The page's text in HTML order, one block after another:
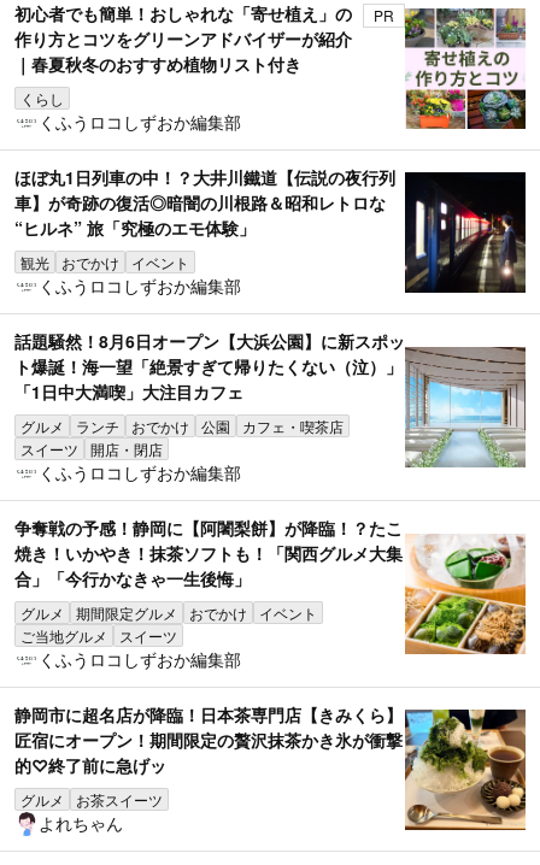
初心者でも簡単！おしゃれな「寄せ植え」の
作り方とコツをグリーンアドバイザーが紹介
｜春夏秋冬のおすすめ植物リスト付き
くらし
PR
くふうロコしずおか編集部
ほぼ丸1日列車の中！？大井川鐵道【伝説の夜行列
車】が奇跡の復活◎暗闇の川根路＆昭和レトロな
“ヒルネ” 旅「究極のエモ体験」
観光 おでかけ イベント
くふうロコしずおか編集部
話題騒然！8月6日オープン【大浜公園】に新スポッ
ト爆誕！海一望「絶景すぎて帰りたくない（泣）」
「1日中大満喫」大注目カフェ
グルメ ランチ おでかけ 公園
カフェ・喫茶店
スイーツ
開店・閉店
くふうロコしずおか編集部
争奪戦の予感！静岡に【阿闍梨餅】が降臨！？たこ
焼き！いかやき！抹茶ソフトも！「関西グルメ大集
合」「今行かなきゃ一生後悔」
グルメ 期間限定グルメ おでかけ
イベント
ご当地グルメ
スイーツ
くふうロコしずおか編集部
静岡市に超名店が降臨！日本茶専門店【きみくら】
匠宿にオープン！期間限定の贅沢抹茶かき氷が衝撃
的♡終了前に急げッ
グルメ お茶スイーツ
よれちゃん